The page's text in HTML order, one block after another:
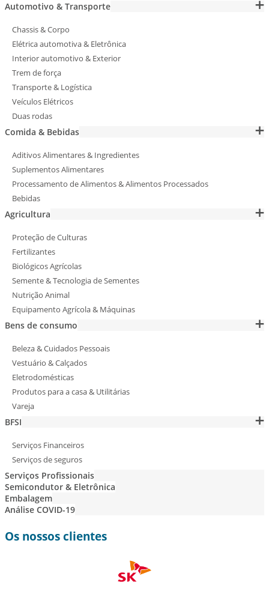
Automotivo & Transporte
Chassis & Corpo
Elétrica automotiva & Eletrônica
Interior automotivo & Exterior
Trem de força
Transporte & Logística
Veículos Elétricos
Duas rodas
Comida & Bebidas
Aditivos Alimentares & Ingredientes
Suplementos Alimentares
Processamento de Alimentos & Alimentos Processados
Bebidas
Agricultura
Proteção de Culturas
Fertilizantes
Biológicos Agrícolas
Semente & Tecnologia de Sementes
Nutrição Animal
Equipamento Agrícola & Máquinas
Bens de consumo
Beleza & Cuidados Pessoais
Vestuário & Calçados
Eletrodomésticas
Produtos para a casa & Utilitárias
Vareja
BFSI
Serviços Financeiros
Serviços de seguros
Serviços Profissionais
Semicondutor & Eletrônica
Embalagem
Análise COVID-19
Os nossos clientes